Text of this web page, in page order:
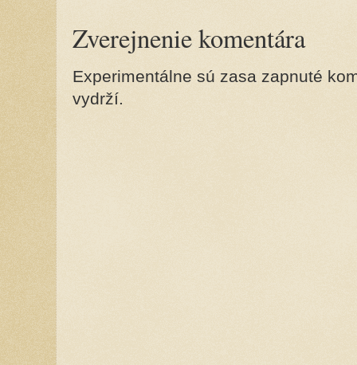
Zverejnenie komentára
Experimentálne sú zasa zapnuté
vydrží.